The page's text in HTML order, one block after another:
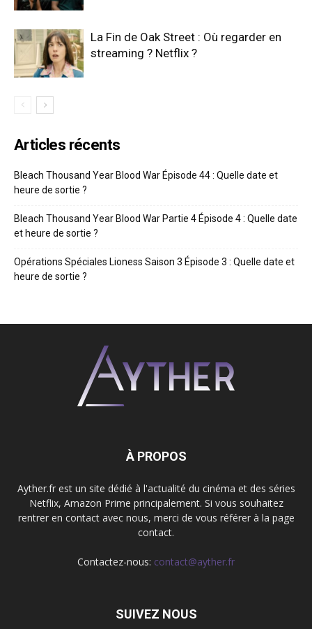
La Fin de Oak Street : Où regarder en
streaming ? Netflix ?
Articles récents
Bleach Thousand Year Blood War Épisode 44 : Quelle date et
heure de sortie ?
Bleach Thousand Year Blood War Partie 4 Épisode 4 : Quelle date
et heure de sortie ?
Opérations Spéciales Lioness Saison 3 Épisode 3 : Quelle date et
heure de sortie ?
À PROPOS
Ayther.fr est un site dédié à l'actualité du cinéma et des séries
Netflix, Amazon Prime principalement. Si vous souhaitez
rentrer en contact avec nous, merci de vous référer à la page
contact.
Contactez-nous: contact@ayther.fr
SUIVEZ NOUS